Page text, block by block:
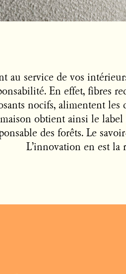
au service de vos
En effet, fibres
nocifs, alimentent
obtient ainsi le
des forêts. Le
L’innovation en est la